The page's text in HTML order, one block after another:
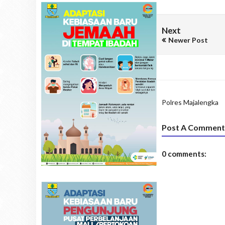
Next
Newer Post
Polres Majalengka
Post A
0 comments: